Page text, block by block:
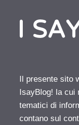
Il presente sito
IsayBlog! la cui
tematici di
contano sul